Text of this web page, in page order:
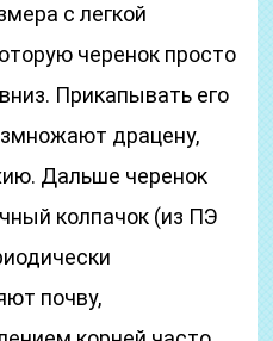
с легкой
черенок просто
Прикапывать его
драцену,
Дальше черенок
колпачок (из ПЭ
почву,